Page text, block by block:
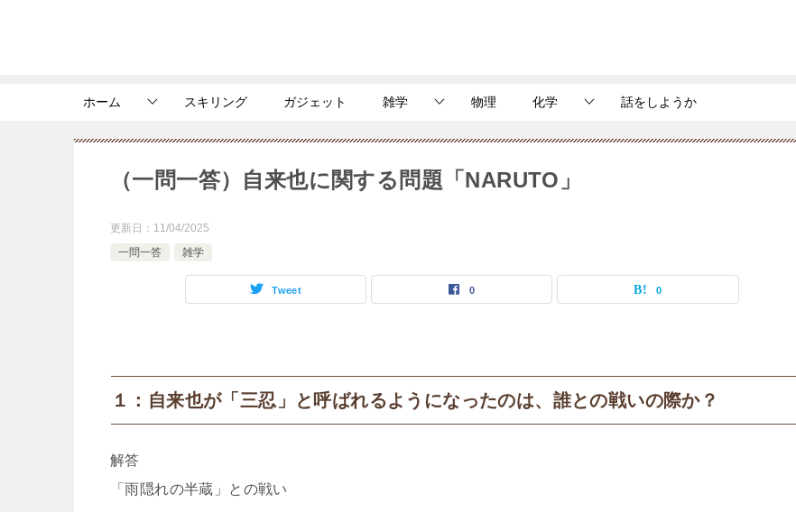
ホーム スキリング ガジェット 雑学 物理 化学 話をしようか
（一問一答）自来也に関する問題「NARUTO」
更新日： 11/04/2025
一問一答
雑学
Tweet 0 0
１：自来也が「三忍」と呼ばれるようになったのは、誰との戦いの際か？
解答
「雨隠れの半蔵」との戦い